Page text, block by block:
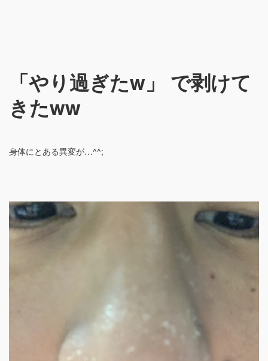
「やり過ぎたw」 で剥けて
きたww
身体にとある異変が…^^;